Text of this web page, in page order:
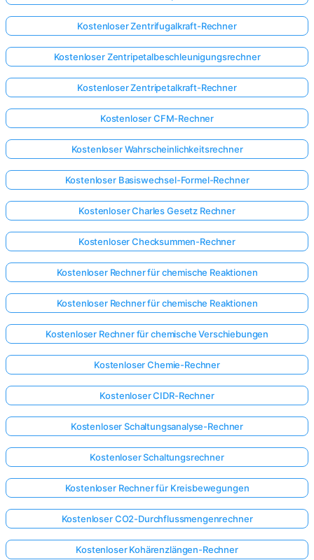
Kostenloser Zentrifugalkraft-Rechner
Kostenloser Zentripetalbeschleunigungsrechner
Kostenloser Zentripetalkraft-Rechner
Kostenloser CFM-Rechner
Kostenloser Wahrscheinlichkeitsrechner
Kostenloser Basiswechsel-Formel-Rechner
Kostenloser Charles Gesetz Rechner
Kostenloser Checksummen-Rechner
Kostenloser Rechner für chemische Reaktionen
Kostenloser Rechner für chemische Reaktionen
Kostenloser Rechner für chemische Verschiebungen
Kostenloser Chemie-Rechner
Kostenloser CIDR-Rechner
Kostenloser Schaltungsanalyse-Rechner
Kostenloser Schaltungsrechner
Kostenloser Rechner für Kreisbewegungen
Kostenloser CO2-Durchflussmengenrechner
Kostenloser Kohärenzlängen-Rechner